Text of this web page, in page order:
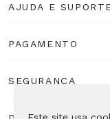
AJUDA E
PAGAMENTO
SEGURANÇA